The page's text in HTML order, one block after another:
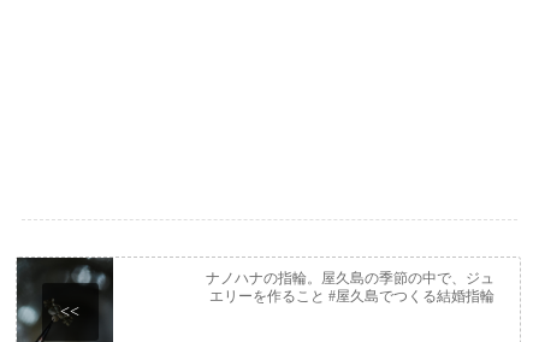
<<
ナノハナの指輪。屋久島の季節の中で、ジュ
エリーを作ること #屋久島でつくる結婚指輪